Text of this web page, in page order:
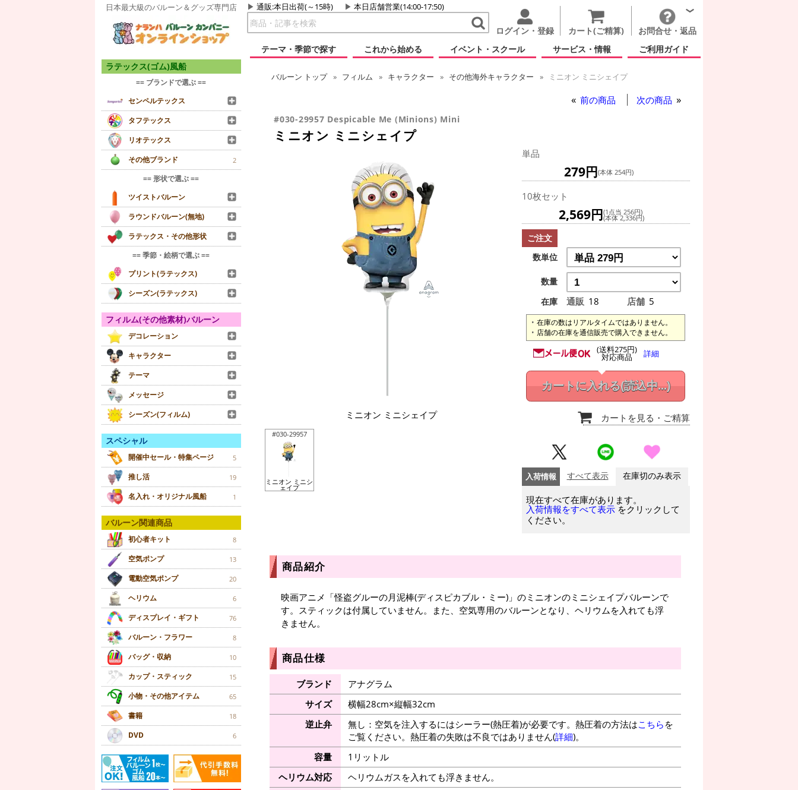
日本最大級のバルーン＆グッズ専門店 通販:本日出荷(～15時) 本日店舗営業(14:00-17:50)
ログイン・登録 カート(ご精算)
お問合せ・返品
テーマ・季節で探す
これから始める イベント・スクール サービス・情報 ご利用ガイド
ラテックス(ゴム)風船
== ブランドで選ぶ ==
センペルテックス
タフテックス
リオテックス
その他ブランド
2
== 形状で選ぶ ==
ツイストバルーン
ラウンドバルーン(無地)
ラテックス・その他形状
== 季節・絵柄で選ぶ ==
プリント(ラテックス)
シーズン(ラテックス)
フィルム(その他素材)バルーン
デコレーション
キャラクター
テーマ
メッセージ
シーズン(フィルム)
スペシャル
開催中セール・特集ページ 5
推し活 19
名入れ・オリジナル風船 1
バルーン関連商品
初心者キット 8
空気ポンプ 13
電動空気ポンプ 20
ヘリウム 6
ディスプレイ・ギフト 76
バルーン・フラワー 8
バッグ・収納 10
カップ・スティック 15
小物・その他アイテム 65
書籍 18
DVD 6
バルーン トップ フィルム キャラクター その他海外キャラクター ミニオン ミニシェイプ
前の商品 次の商品
#030-29957 Despicable Me (Minions) Mini
ミニオン ミニシェイプ
ミニオン ミニシェイプ
#030-29957
ミニオン ミニシ
ェイプ
単品
279円(本体 254円)
10枚セット
2,569円(1点当 256円)
(本体 2,336円)
ご注文
数単位
数量
在庫
通販 18 店舗 5
在庫の数はリアルタイムではありません。
店舗の在庫を通信販売で購入できません。
(送料275円)
対応商品 詳細
カートに入れる(読込中...)
カートを見る ・ご精算
入荷情報 すべて表示 在庫切のみ表示
現在すべて在庫があります。
入荷情報をすべて表示 をクリックして
ください。
商品紹介
映画アニメ「怪盗グルーの月泥棒(ディスピカブル・ミー)」のミニオンのミニシェイプバルーンで
す。スティックは付属していません。また、空気専用のバルーンとなり、ヘリウムを入れても浮
きません。
商品仕様
ブランド
アナグラム
サイズ
横幅28cm×縦幅32cm
逆止弁
無し：空気を注入するにはシーラー(熱圧着)が必要です。熱圧着の方法はこちら を
ご覧ください。熱圧着の失敗は不良ではありません(詳細)。
容量
1リットル
ヘリウム対応
ヘリウムガスを入れても浮きません。